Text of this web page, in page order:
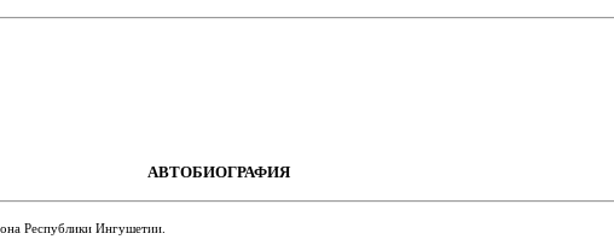
АВТОБИОГРАФИЯ
Республики Ингушетии.